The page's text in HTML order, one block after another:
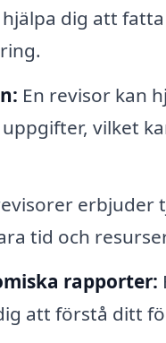
dig att
En revisor kan
vilket
erbjuder
tid och
rapporter:
att förstå ditt